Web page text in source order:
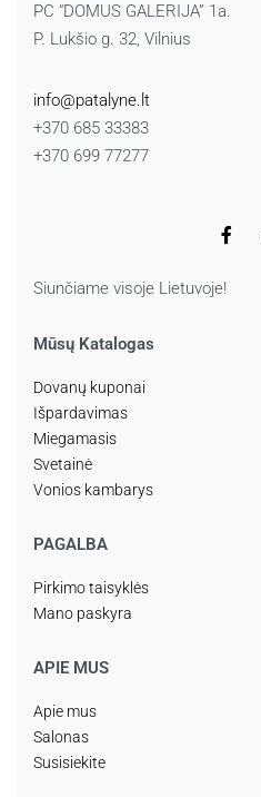
PC “DOMUS GALERIJA” 1a.
P. Lukšio g. 32, Vilnius
info@patalyne.lt
+370 685 33383
+370 699 77277
Siunčiame visoje Lietuvoje!
Mūsų Katalogas
Dovanų kuponai
Išpardavimas
Miegamasis
Svetainė
Vonios kambarys
PAGALBA
Pirkimo taisyklės
Mano paskyra
APIE MUS
Apie mus
Salonas
Susisiekite